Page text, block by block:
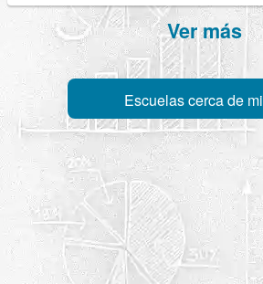
Ver más
Escuelas cerca de mi